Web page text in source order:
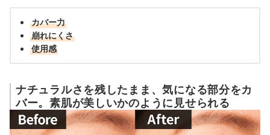
カバー力
崩れにくさ
使用感
ナチュラルさを残したまま、気になる部分をカ
バー。素肌が美しいかのように見せられる